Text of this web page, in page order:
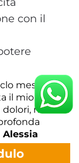
con il
mestruale,
il mio ciclo
ma anzi
Alessia